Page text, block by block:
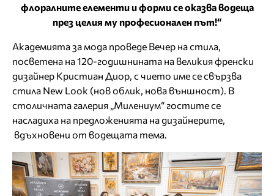
флоралните елементи и форми се оказва водеща
през целия му професионален път!“
Академията за мода проведе Вечер на стила,
посветена на 120-годишнината на великия френски
дизайнер Кристиан Диор, с чието име се свързва
стила New Look (нов облик, нова външност). В
столичната галерия „Милениум“ гостите се
насладиха на предложенията на дизайнерите,
вдъхновени от водещата тема.